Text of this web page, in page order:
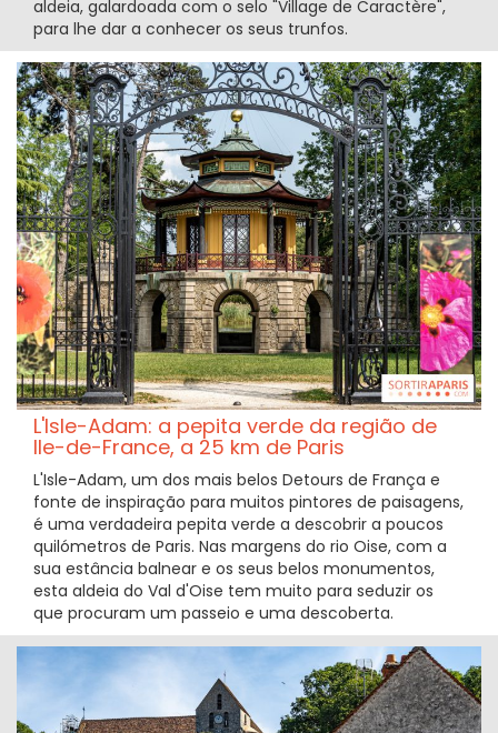
aldeia, galardoada com o selo "Village de Caractère",
para lhe dar a conhecer os seus trunfos.
L'Isle-Adam: a pepita verde da região de
Ile-de-France, a 25 km de Paris
L'Isle-Adam, um dos mais belos Detours de França e
fonte de inspiração para muitos pintores de paisagens,
é uma verdadeira pepita verde a descobrir a poucos
quilómetros de Paris. Nas margens do rio Oise, com a
sua estância balnear e os seus belos monumentos,
esta aldeia do Val d'Oise tem muito para seduzir os
que procuram um passeio e uma descoberta.